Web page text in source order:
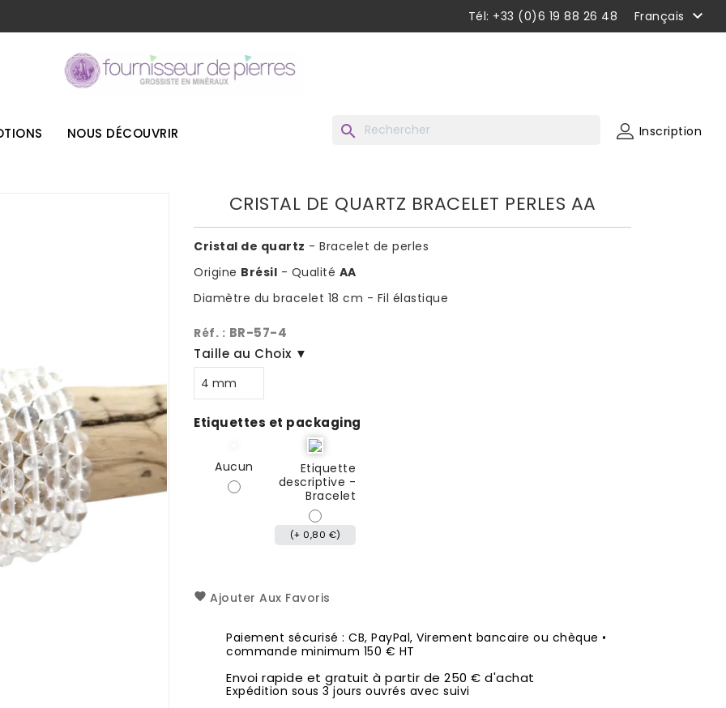
Tél: +33 (0)6 19 88 26 48 Français 
Inscription
NOUS DÉCOUVRIR search
CRISTAL DE QUARTZ BRACELET PERLES AA
Cristal de quartz - Bracelet de perles
Origine Brésil - Qualité AA
Diamètre du bracelet 18 cm - Fil élastique
Réf. : BR-57-4
Taille au Choix ▼
Etiquettes et packaging
Aucun
Etiquette
descriptive -
Bracelet
(+ 0,80 €)
Ajouter Aux Favoris
Paiement sécurisé : CB, PayPal, Virement bancaire ou chèque •
commande minimum 150 € HT
Envoi rapide et gratuit à partir de 250 € d'achat
Expédition sous 3 jours ouvrés avec suivi